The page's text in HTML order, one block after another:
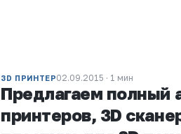
3D ПРИНТЕР02.09.2015 · 1 мин
Предлагаем полный
принтеров, 3D